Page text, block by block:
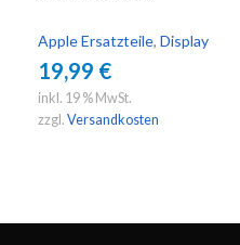
Apple Ersatzteile, Display
19,99 €
inkl. 19 % MwSt.
zzgl. Versandkosten